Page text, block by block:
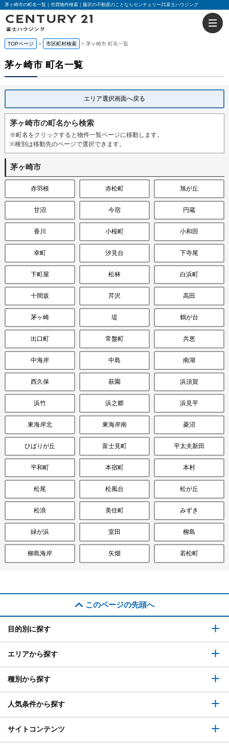
茅ヶ崎市の町名一覧｜売買物件検索｜藤沢の不動産のことならセンチュリー21富士ハウジング
TOPページ 市区町村検索 茅ヶ崎市 町名一覧
茅ヶ崎市 町名一覧
エリア選択画面へ戻る
茅ヶ崎市の町名から検索
※町名をクリックすると物件一覧ページに移動します。
※種別は移動先のページで選択できます。
茅ヶ崎市
赤羽根 赤松町 旭が丘
甘沼 今宿 円蔵
香川 小桜町 小和田
幸町 汐見台 下寺尾
下町屋 松林 白浜町
十間坂 芹沢 高田
茅ヶ崎 堤 鶴が台
出口町 常盤町 共恵
中海岸 中島 南湖
西久保 萩園 浜須賀
浜竹 浜之郷 浜見平
東海岸北 東海岸南 菱沼
ひばりが丘 富士見町 平太夫新田
平和町 本宿町 本村
松尾 松風台 松が丘
松浪 美住町 みずき
緑が浜 室田 柳島
柳島海岸 矢畑 若松町
このページの先頭へ
目的別に探す
エリアから探す
種別から探す
人気条件から探す
サイトコンテンツ